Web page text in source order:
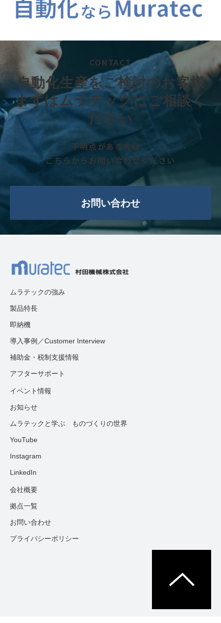
CONTACT
自動化生産をご検討のお客様
まずはムラテックにご相談く
ださい
不明点がある方は、
こちらからお問い合わせください
お問い合わせ
ムラテックの強み
製品特長
即納機
導入事例／Customer Interview
補助金・税制支援情報
アフターサポート
イベント情報
お知らせ
ムラテックと学ぶ ものづくりの世界
YouTube
Instagram
LinkedIn
会社概要
拠点一覧
お問い合わせ
プライバシーポリシー